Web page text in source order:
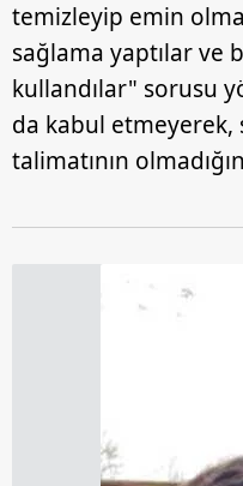
temizleyip emin
sağlama yaptılar ve
kullandılar" sorusu
da kabul
talimatının